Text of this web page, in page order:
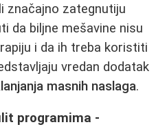
značajno zategnutiju
da biljne mešavine nisu
i da ih treba koristiti
vredan dodatak
masnih naslaga.
programima -